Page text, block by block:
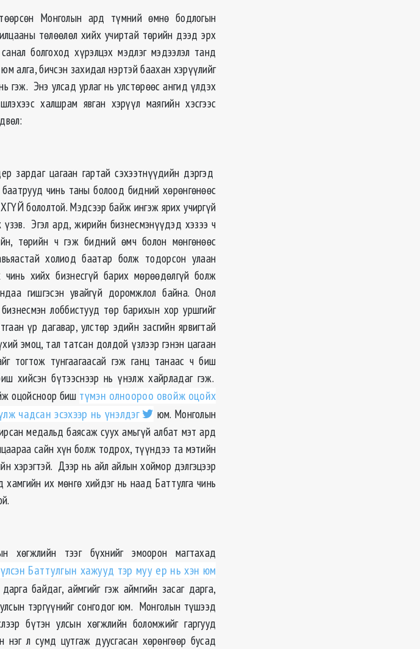
Монголын ард түмний өмнө бодлогын
төлөөлөл хийх учиртай төрийн дээд эрх
болгоход хүрэлцэх мэдлэг мэдээлэл танд
алга, бичсэн захидал нэртэй баахан хэрүүлийг
гэж. Энэ улсад урлаг нь улстөрөөс ангид үлдэх
халшрам явган хэрүүл маягийн хэсгээс
зардаг цагаан гартай сэхээтнүүдийн дэргэд
чинь таны болоод бидний хөрөнгөнөөс
бололтой. Мэдсээр байж ингэж ярих учиргүй
Эгэл ард, жирийн бизнесмэнүүдэд хэзээ ч
төрийн ч гэж бидний өмч болон мөнгөнөөс
холиод баатар болж тодорсон улаан
хийх бизнесгүй барих мөрөөдөлгүй болж
гишгэсэн увайгүй доромжлол байна. Онол
лоббистууд төр барихын хор уршгийг
үр дагавар, улстөр эдийн засгийн ярвигтай
эмоц, тал татсан долдой үзлээр гэнэн цагаан
тогтож тунгаагаасай гэж ганц танаас ч биш
хийсэн бүтээснээр нь үнэлж хайрладаг гэж.
оцойсноор биш түмэн олноороо овойж оцойх
чадсан эсэхээр нь үнэлдэг
юм. Монголын
медальд баясаж суух амьгүй албат мэт ард
сайн хүн болж тодрох, түүндээ та мэтийн
хэрэгтэй. Дээр нь айл айлын хоймор дэлгэцээр
хамгийн их мөнгө хийдэг нь наад Баттулга чинь
тээг бүхнийг эмоорон магтахад
Баттулгын хажууд тэр муу ер нь хэн юм
байдаг, аймгийг гэж аймгийн засаг дарга,
тэргүүнийг сонгодог юм. Монголын түшээд
бүтэн улсын хөгжлийн боломжийг гаргууд
л сумд цутгаж дуусгасан хөрөнгөөр бусад